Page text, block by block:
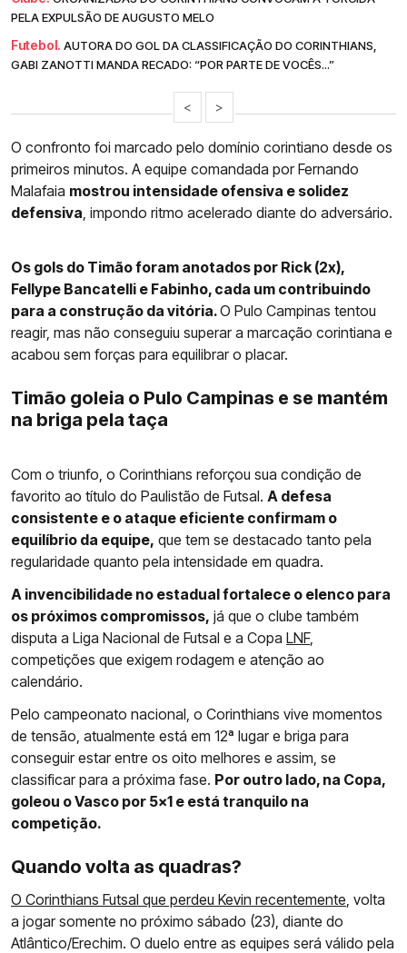
PELA EXPULSÃO DE AUGUSTO MELO
Futebol. AUTORA DO GOL DA CLASSIFICAÇÃO DO CORINTHIANS,
GABI ZANOTTI MANDA RECADO: “POR PARTE DE VOCÊS...”
< >
O confronto foi marcado pelo domínio corintiano desde os
primeiros minutos. A equipe comandada por Fernando
Malafaia mostrou intensidade ofensiva e solidez
defensiva , impondo ritmo acelerado diante do adversário.
Os gols do Timão foram anotados por Rick (2x),
Fellype Bancatelli e Fabinho, cada um contribuindo
para a construção da vitória.O Pulo Campinas tentou
reagir, mas não conseguiu superar a marcação corintiana e
acabou sem forças para equilibrar o placar.
Timão goleia o Pulo Campinas e se mantém
na briga pela taça
Com o triunfo, o Corinthians reforçou sua condição de
favorito ao título do Paulistão de Futsal. A defesa
consistente e o ataque eficiente confirmam o
equilíbrio da equipe, que tem se destacado tanto pela
regularidade quanto pela intensidade em quadra.
A invencibilidade no estadual fortalece o elenco para
os próximos compromissos, já que o clube também
disputa a Liga Nacional de Futsal e a Copa LNF,
competições que exigem rodagem e atenção ao
calendário.
Pelo campeonato nacional, o Corinthians vive momentos
de tensão, atualmente está em 12ª lugar e briga para
conseguir estar entre os oito melhores e assim, se
classificar para a próxima fase. Por outro lado, na Copa,
goleou o Vasco por 5x1 e está tranquilo na
competição.
Quando volta as quadras?
O Corinthians Futsal que perdeu Kevin recentemente , volta
a jogar somente no próximo sábado (23), diante do
Atlântico/Erechim. O duelo entre as equipes será válido pela